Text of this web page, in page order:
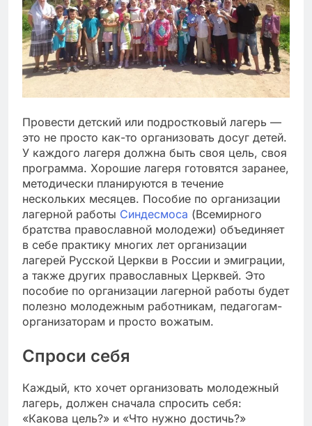
Провести детский или подростковый лагерь —
это не просто как-то организовать досуг детей.
У каждого лагеря должна быть своя цель, своя
программа. Хорошие лагеря готовятся заранее,
методически планируются в течение
нескольких месяцев. Пособие по организации
лагерной работы Синдесмоса (Всемирного
братства православной молодежи) объединяет
в себе практику многих лет организации
лагерей Русской Церкви в России и эмиграции,
а также других православных Церквей. Это
пособие по организации лагерной работы будет
полезно молодежным работникам, педагогам-
организаторам и просто вожатым.
Спроси себя
Каждый, кто хочет организовать молодежный
лагерь, должен сначала спросить себя:
«Какова цель?» и «Что нужно достичь?»